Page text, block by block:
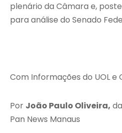
plenário da Câmara e,
para análise do Senado
Com Informações do UOL e
Por João Paulo Oliveira,
Pan News Manaus